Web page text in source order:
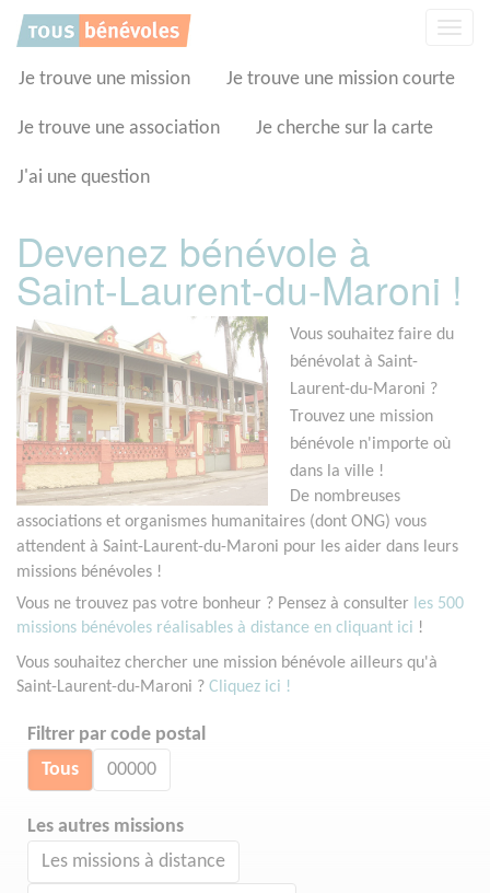
Je trouve une mission Je trouve une mission courte
Je trouve une association Je cherche sur la carte
J'ai une question
Devenez bénévole à
Saint-Laurent-du-Maroni !
Vous souhaitez faire du
bénévolat à Saint-
Laurent-du-Maroni ?
Trouvez une mission
bénévole n'importe où
dans la ville !
De nombreuses
associations et organismes humanitaires (dont ONG) vous
attendent à Saint-Laurent-du-Maroni pour les aider dans leurs
missions bénévoles !
Vous ne trouvez pas votre bonheur ? Pensez à consulter les 500
missions bénévoles réalisables à distance en cliquant ici !
Vous souhaitez chercher une mission bénévole ailleurs qu'à
Saint-Laurent-du-Maroni ? Cliquez ici !
Filtrer par code postal
Tous 00000
Les autres missions
Les missions à distance
Panneau de gestion des cookies